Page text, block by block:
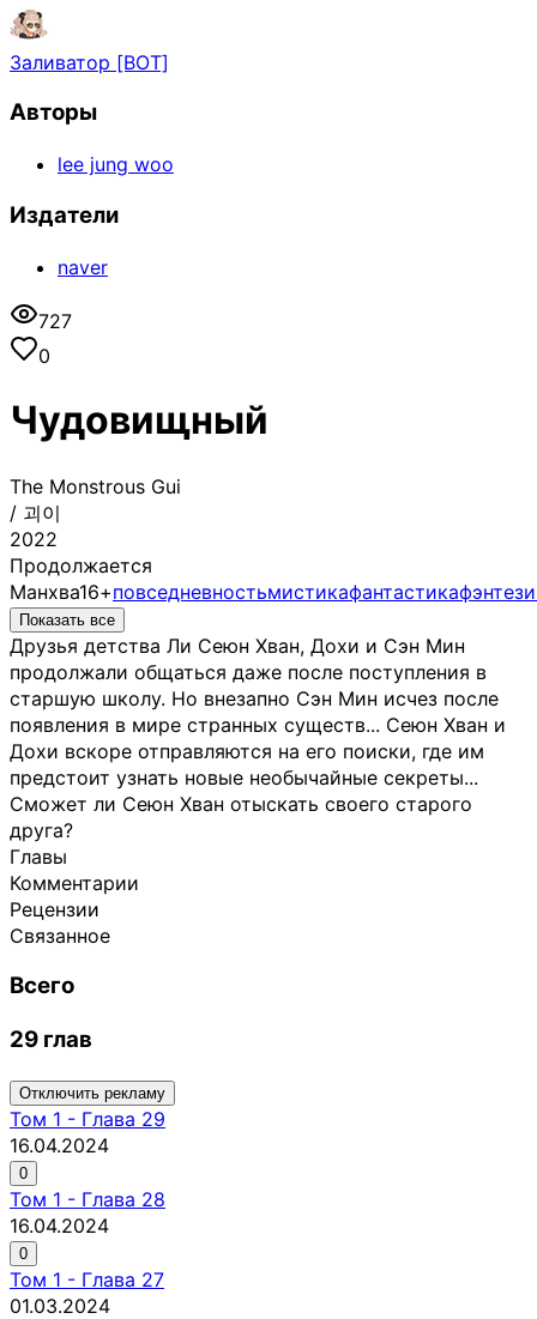
Заливатор [BOT]
Авторы
lee jung woo
Издатели
naver
727
0
Чудовищный
The Monstrous Gui
/ 괴이
2022
Продолжается
Манхва16+повседневностьмистикафантастикафэнтези
Показать все
Друзья детства Ли Сеюн Хван, Дохи и Сэн Мин
продолжали общаться даже после поступления в
старшую школу. Но внезапно Сэн Мин исчез после
появления в мире странных существ... Сеюн Хван и
Дохи вскоре отправляются на его поиски, где им
предстоит узнать новые необычайные секреты...
Сможет ли Сеюн Хван отыскать своего старого
друга?
Главы
Комментарии
Рецензии
Связанное
Всего
29 глав
Отключить рекламу
Том 1 - Глава 29
16.04.2024
0
Том 1 - Глава 28
16.04.2024
0
Том 1 - Глава 27
01.03.2024